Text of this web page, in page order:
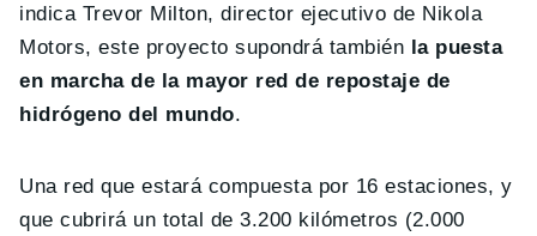
indica Trevor Milton, director ejecutivo de Nikola
Motors, este proyecto supondrá también la puesta
en marcha de la mayor red de repostaje de
hidrógeno del mundo.
Una red que estará compuesta por 16 estaciones, y
que cubrirá un total de 3.200 kilómetros (2.000